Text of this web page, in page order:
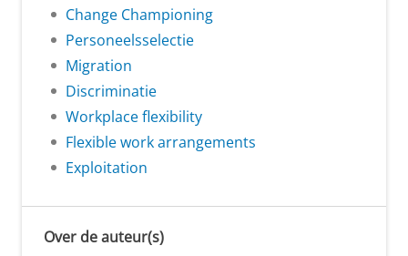
Change Championing
Personeelsselectie
Migration
Discriminatie
Workplace flexibility
Flexible work arrangements
Exploitation
Over de auteur(s)